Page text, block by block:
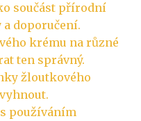
součást přírodní
doporučení.
krému na různé
ten správný.
žloutkového
používáním